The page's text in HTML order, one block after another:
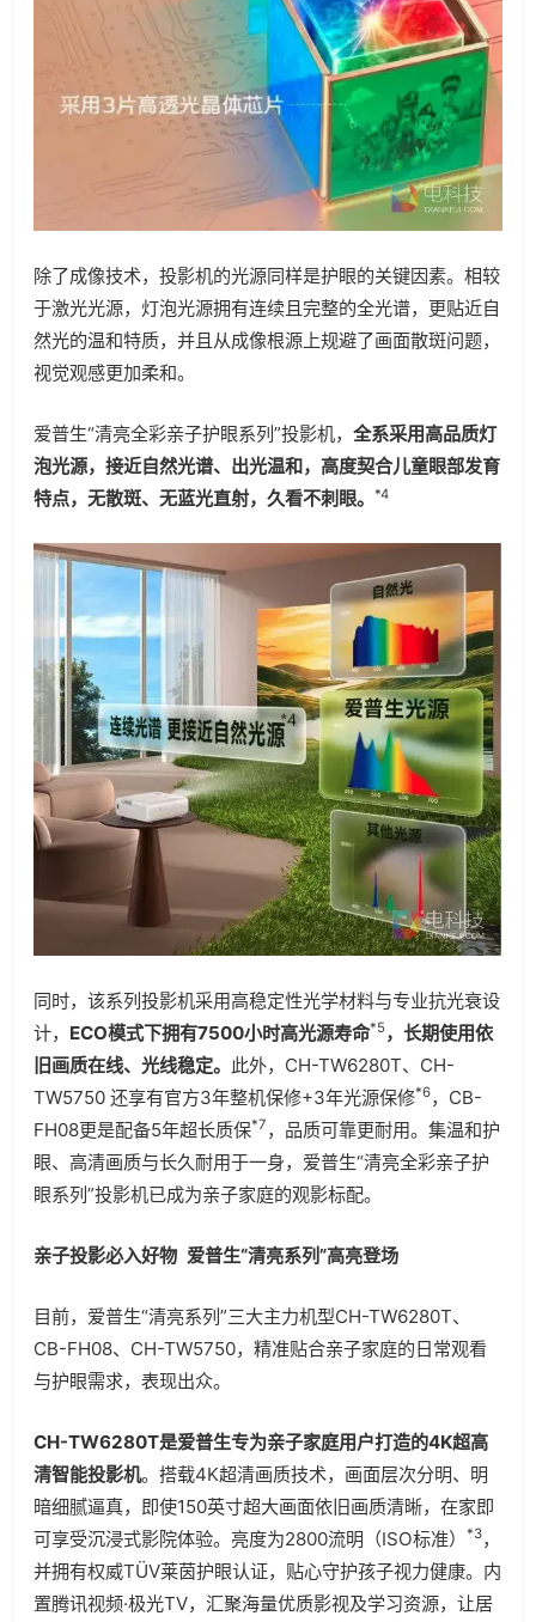
除了成像技术，投影机的光源同样是护眼的关键因素。相较
于激光光源，灯泡光源拥有连续且完整的全光谱，更贴近自
然光的温和特质，并且从成像根源上规避了画面散斑问题，
视觉观感更加柔和。
爱普生“清亮全彩亲子护眼系列”投影机， 全系采用高品质灯
泡光源，接近自然光谱、出光温和，高度契合儿童眼部发育
特点，无散斑、无蓝光直射，久看不刺眼。
*4
同时，该系列投影机采用高稳定性光学材料与专业抗光衰设
计， ECO模式下拥有7500小时高光源寿命*5，长期使用依
旧画质在线、光线稳定。 此外，CH-TW6280T、CH-
TW5750 还享有官方3年整机保修+3年光源保修*6，CB-
FH08更是配备5年超长质保*7 ，品质可靠更耐用。集温和护
眼、高清画质与长久耐用于一身，爱普生“清亮全彩亲子护
眼系列”投影机已成为亲子家庭的观影标配。
亲子投影必入好物 爱普生“清亮系列”高亮登场
目前，爱普生“清亮系列”三大主力机型CH-TW6280T、
CB-FH08、CH-TW5750，精准贴合亲子家庭的日常观看
与护眼需求，表现出众。
CH-TW6280T是爱普生专为亲子家庭用户打造的4K超高
清智能投影机。搭载4K超清画质技术，画面层次分明、明
暗细腻逼真，即使150英寸超大画面依旧画质清晰，在家即
可享受沉浸式影院体验。亮度为2800流明（ISO标准）
*3，
并拥有权威TÜV莱茵护眼认证，贴心守护孩子视力健康。内
置腾讯视频·极光TV，汇聚海量优质影视及学习资源，让居